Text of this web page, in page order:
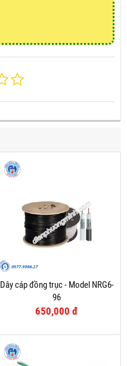
Dây cáp đồng trục - Model NRG6-
96
650,000 đ